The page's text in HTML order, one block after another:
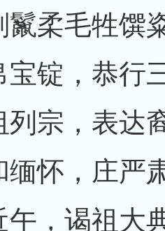
鬣柔毛牲馔
宝锭，恭行
列宗，表达
缅怀，庄严
午，谒祖大